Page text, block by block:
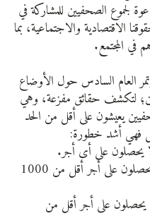
لجموع الصحفيين للمشاركة في
الاقتصادية والاجتماعية، بما
في المجتمع.
العام السادس حول الأوضاع
لتكشف حقائق مفزعة، وهي
من الصحفيين يعيشون على أقل من الحد
فهي أشد خطورة:
ب‌- 7,1% من الصحفيين يحصلون على أجر أقل من 1000
يحصلون على أجر أقل من